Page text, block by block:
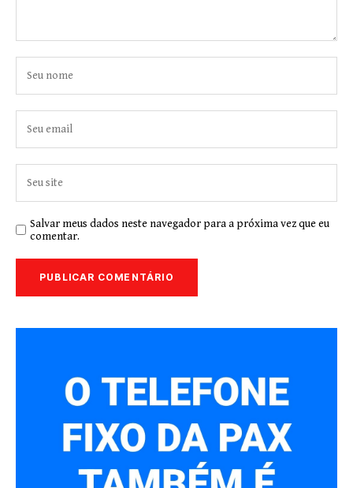
Salvar meus dados neste navegador para a próxima vez que eu
comentar.